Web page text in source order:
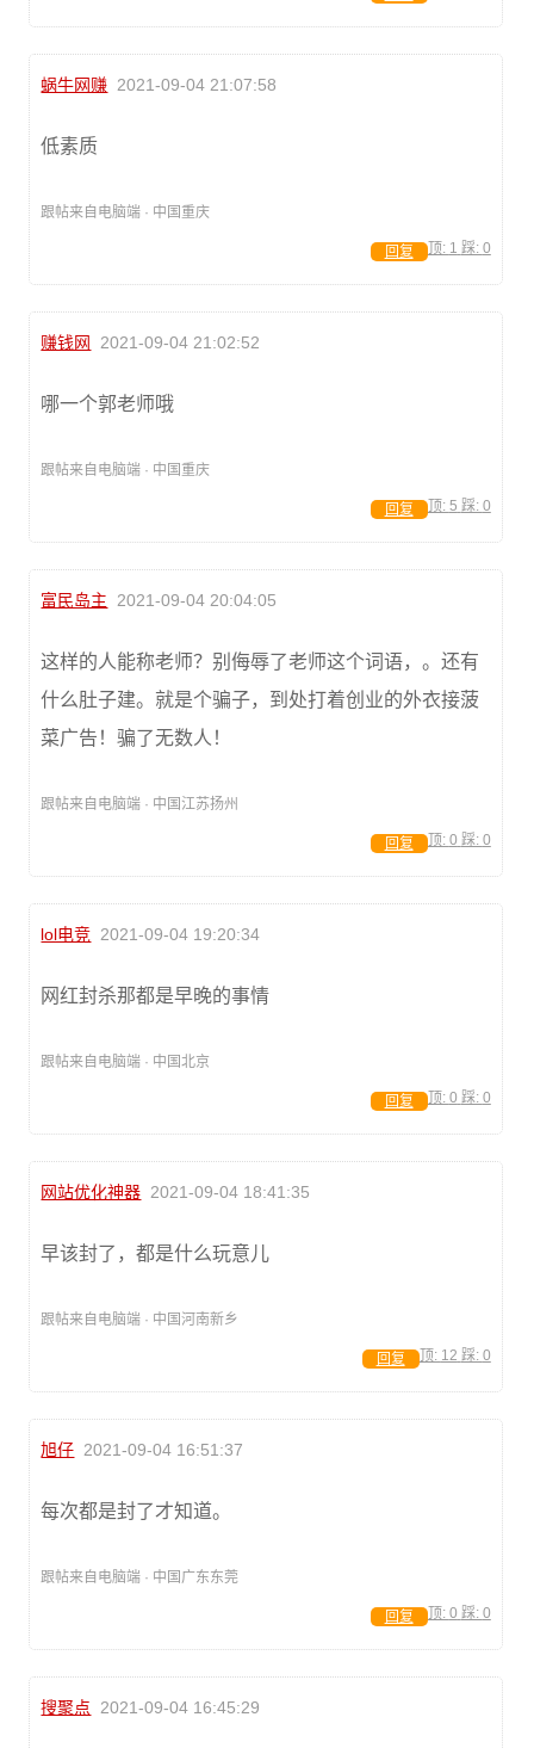
蜗牛网赚 2021-09-04 21:07:58
低素质
跟帖来自电脑端 · 中国重庆
顶: 1 踩: 0
回复
赚钱网 2021-09-04 21:02:52
哪一个郭老师哦
跟帖来自电脑端 · 中国重庆
顶: 5 踩: 0
回复
富民岛主 2021-09-04 20:04:05
这样的人能称老师？别侮辱了老师这个词语，。还有
什么肚子建。就是个骗子，到处打着创业的外衣接菠
菜广告！骗了无数人！
跟帖来自电脑端 · 中国江苏扬州
顶: 0 踩: 0
回复
lol电竞 2021-09-04 19:20:34
网红封杀那都是早晚的事情
跟帖来自电脑端 · 中国北京
顶: 0 踩: 0
回复
网站优化神器 2021-09-04 18:41:35
早该封了，都是什么玩意儿
跟帖来自电脑端 · 中国河南新乡
顶: 12 踩: 0
回复
旭仔 2021-09-04 16:51:37
每次都是封了才知道。
跟帖来自电脑端 · 中国广东东莞
顶: 0 踩: 0
回复
搜聚点 2021-09-04 16:45:29